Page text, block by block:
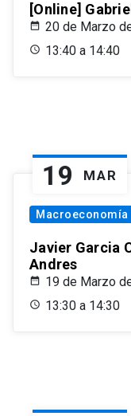
[Online]
20 de Marzo
13:40 a 14:40
19 MAR
Macroeconomía
Javier Garcia
Andres
19 de Marzo
13:30 a 14:30